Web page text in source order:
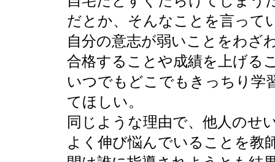
だとか、そんなことを言って
自分の意志が弱いことをわざ
合格することや成績を上げる
いつでもどこでもきっちり学
てほしい。
同じような理由で、他人のせ
よく伸び悩んでいることを教